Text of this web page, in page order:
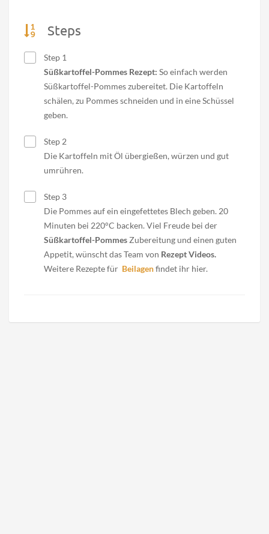
Steps
Step 1
Süßkartoffel-Pommes Rezept: So einfach werden
Süßkartoffel-Pommes zubereitet. Die Kartoffeln
schälen, zu Pommes schneiden und in eine Schüssel
geben.
Step 2
Die Kartoffeln mit Öl übergießen, würzen und gut
umrühren.
Step 3
Die Pommes auf ein eingefettetes Blech geben. 20
Minuten bei 220°C backen. Viel Freude bei der
Süßkartoffel-Pommes Zubereitung und einen guten
Appetit, wünscht das Team von Rezept Videos.
Weitere Rezepte für Beilagenfindet ihr hier.